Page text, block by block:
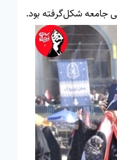
جامعه شکل‌گرفته بود.